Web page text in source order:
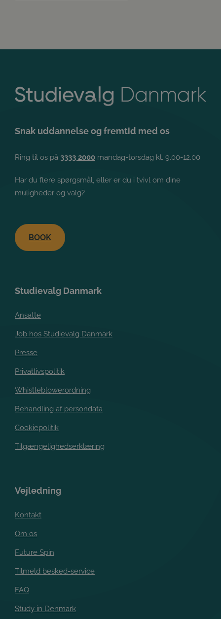
Snak uddannelse og fremtid med os
Ring til os på 3333 2000 mandag-torsdag kl. 9.00-12.00
Har du flere spørgsmål, eller er du i tvivl om dine
muligheder og valg?
BOOK
Studievalg Danmark
Ansatte
Job hos Studievalg Danmark
Presse
Privatlivspolitik
Whistleblowerordning
Behandling af persondata
Cookiepolitik
Tilgængelighedserklæring
Vejledning
Kontakt
Om os
Future Spin
Tilmeld besked-service
FAQ
Study in Denmark